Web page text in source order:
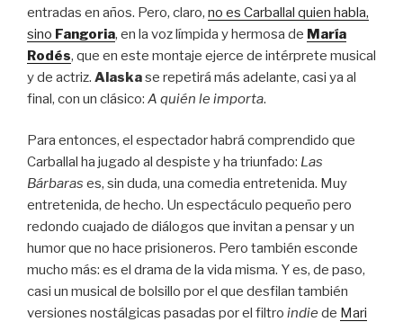
entradas en años. Pero, claro, no es Carballal quien habla,
sino Fangoria, en la voz límpida y hermosa de María
Rodés, que en este montaje ejerce de intérprete musical
y de actriz. Alaskase repetirá más adelante, casi ya al
final, con un clásico: A quién le importa.
Para entonces, el espectador habrá comprendido que
Carballal ha jugado al despiste y ha triunfado: Las
Bárbaras es, sin duda, una comedia entretenida. Muy
entretenida, de hecho. Un espectáculo pequeño pero
redondo cuajado de diálogos que invitan a pensar y un
humor que no hace prisioneros. Pero también esconde
mucho más: es el drama de la vida misma. Y es, de paso,
casi un musical de bolsillo por el que desfilan también
versiones nostálgicas pasadas por el filtro indie de Mari